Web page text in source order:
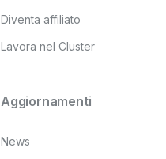
Diventa affiliato
Lavora nel Cluster
Aggiornamenti
News